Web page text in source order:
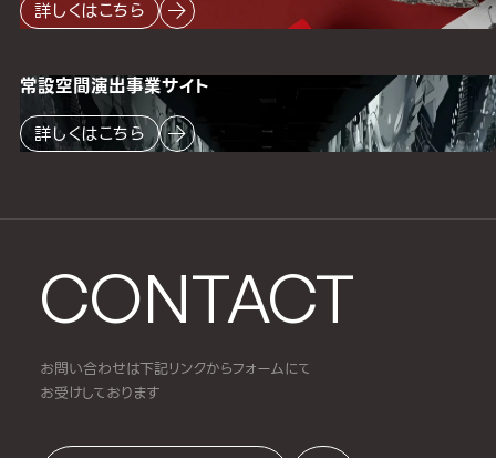
CONTACT
お問い合わせは下記リンクからフォームにて
お受けしております
詳しくはこちら
常設空間演出事業サイト
詳しくはこちら